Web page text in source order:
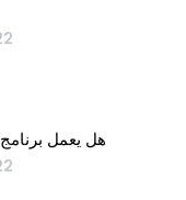
هل يعمل